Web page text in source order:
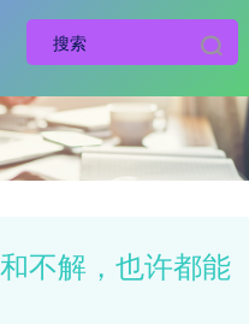
不解，也许都能